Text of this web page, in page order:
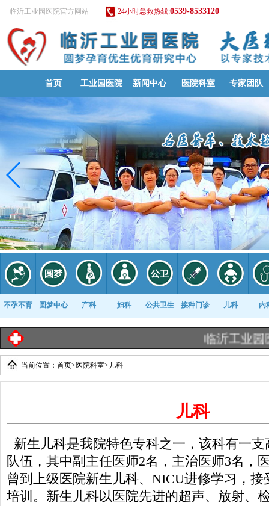
临沂工业园医院官方网站 24小时急救热线:0539-8533120
首页 工业园医院 新闻中心 医院科室 专家团队
不孕不育 圆梦中心 产科 妇科 公共卫生 接种门诊 儿科 内
康复科
临沂工业园医
当前位置： 首页> 医院科室> 儿科
儿科
新生儿科是我院特色专科之一，该科有一
队伍，其中副主任医师2名，主治医师3名，
曾到上级医院新生儿科、NICU进修学习，接
培训。新生儿科以医院先进的超声、放射、